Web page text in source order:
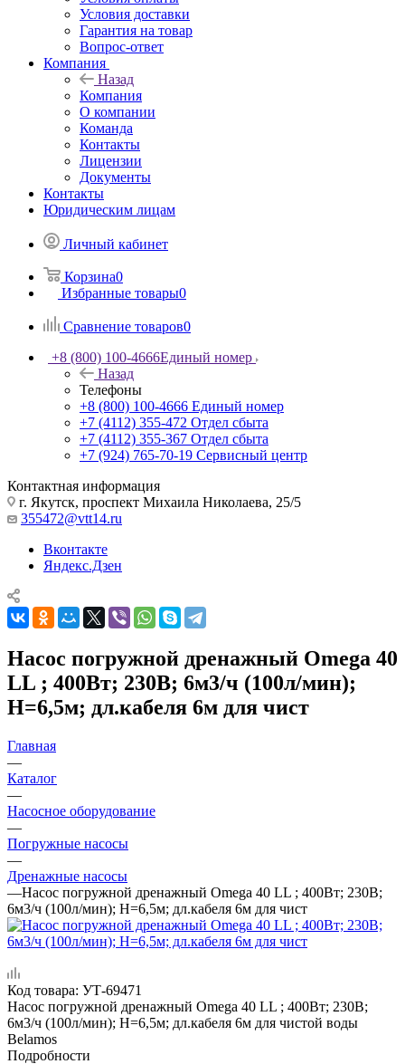
Условия доставки
Гарантия на товар
Вопрос-ответ
Компания
Назад
Компания
О компании
Команда
Контакты
Лицензии
Документы
Контакты
Юридическим лицам
Личный кабинет
Корзина0
Избранные товары0
Сравнение товаров0
+8 (800) 100-4666Единый номер
Назад
Телефоны
+8 (800) 100-4666 Единый номер
+7 (4112) 355-472 Отдел сбыта
+7 (4112) 355-367 Отдел сбыта
+7 (924) 765-70-19 Сервисный центр
Контактная информация
г. Якутск, проспект Михаила Николаева, 25/5
355472@vtt14.ru
Вконтакте
Яндекс.Дзен
Насос погружной дренажный Omega 40
LL ; 400Вт; 230В; 6м3/ч (100л/мин);
Н=6,5м; дл.кабеля 6м для чист
Главная
—
Каталог
—
Насосное оборудование
—
Погружные насосы
—
Дренажные насосы
—Насос погружной дренажный Omega 40 LL ; 400Вт; 230В;
6м3/ч (100л/мин); Н=6,5м; дл.кабеля 6м для чист
Код товара: УТ-69471
Насос погружной дренажный Omega 40 LL ; 400Вт; 230В;
6м3/ч (100л/мин); Н=6,5м; дл.кабеля 6м для чистой воды
Belamos
Подробности